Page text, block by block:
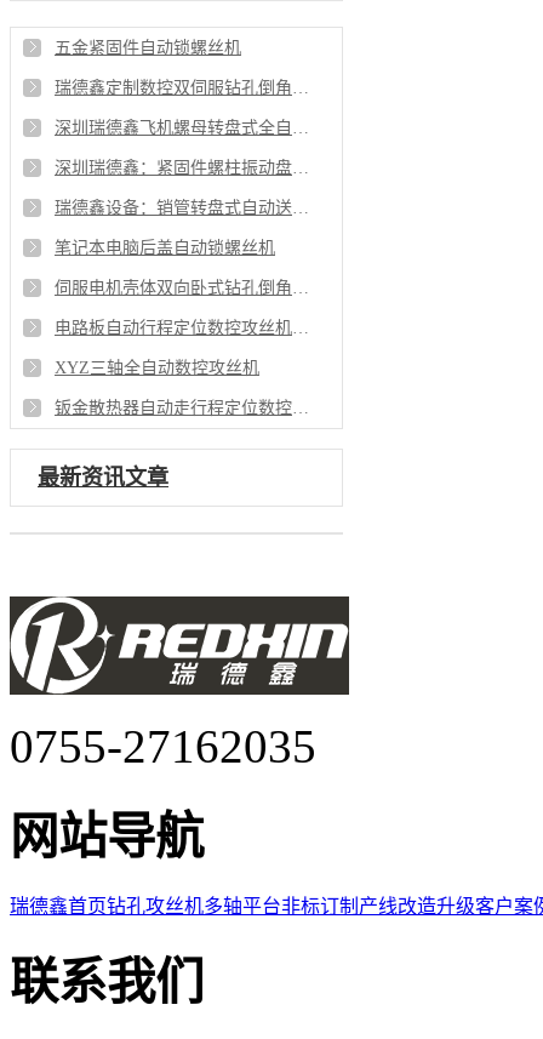
五金紧固件自动锁螺丝机
笔记本电脑后盖自动锁螺丝机
XYZ三轴全自动数控攻丝机
最新资讯文章
0755-27162035
网站导航
瑞德鑫首页钻孔攻丝机多轴平台非标订制 产线改造升级客户案
联系我们